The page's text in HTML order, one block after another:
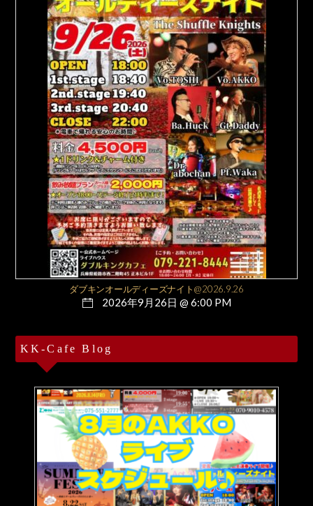
ダブキンオールディーズナイト@2026.9.26
2026年9月26日 @ 6:00 PM
KK-Cafe Blog